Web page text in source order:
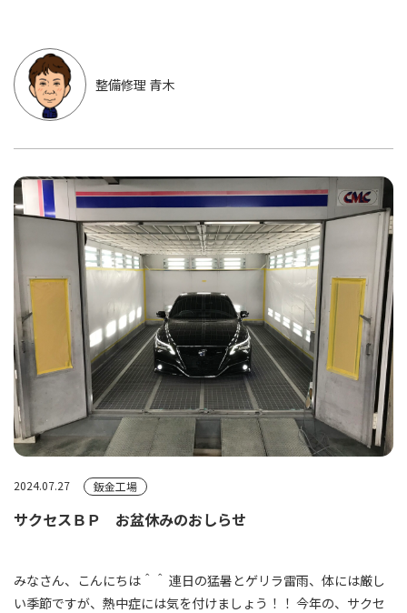
整備修理 青木
2024.07.27 鈑金工場
サクセスＢＰ お盆休みのおしらせ
みなさん、こんにちは＾＾ 連日の猛暑とゲリラ雷雨、体には厳し
い季節ですが、熱中症には気を付けましょう！！ 今年の、サクセ